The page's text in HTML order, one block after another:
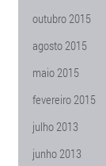
outubro 2015
agosto 2015
maio 2015
fevereiro 2015
julho 2013
junho 2013